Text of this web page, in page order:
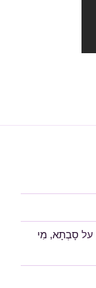
על סָבְתָא, מִי